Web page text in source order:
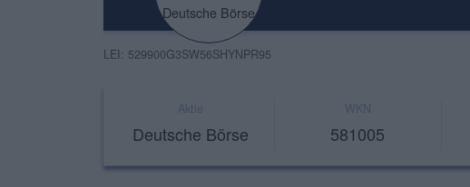
Deutsche Börse
LEI: 529900G3SW56SHYNPR95
Aktie
Deutsche Börse
WKN
581005